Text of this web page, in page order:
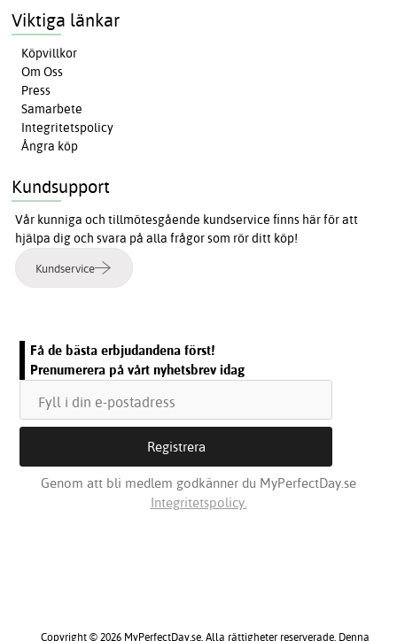
Viktiga länkar
Köpvillkor
Om Oss
Press
Samarbete
Integritetspolicy
Ångra köp
Kundsupport
Vår kunniga och tillmötesgående kundservice finns här för att
hjälpa dig och svara på alla frågor som rör ditt köp!
Kundservice
Få de bästa erbjudandena först!
Prenumerera på vårt nyhetsbrev idag
Genom att bli medlem godkänner du MyPerfectDay.se
Integritetspolicy.
Copyright © 2026 MyPerfectDay.se. Alla rättigheter reserverade. Denna